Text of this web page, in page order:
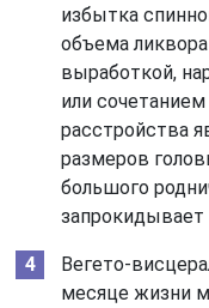
избытка
объема
выработкой,
или
расстройства
размеров
большого
запрокидывает
Вегето-
месяце жизни